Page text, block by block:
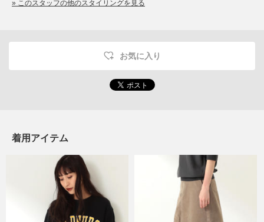
» このスタッフの他のスタイリングを見る
お気に入り
着用アイテム